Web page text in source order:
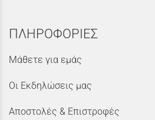
ΠΛΗΡΟΦΟΡΙΕΣ
Μάθετε για εμάς
Οι Εκδηλώσεις μας
Αποστολές & Επιστροφές